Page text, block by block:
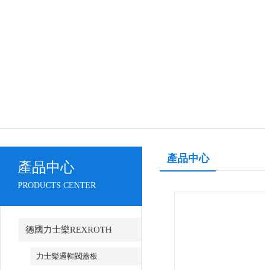
產品中心
PRODUCTS CENTER
德國力士樂REXROTH
力士樂邏輯閥蓋板
產品中心